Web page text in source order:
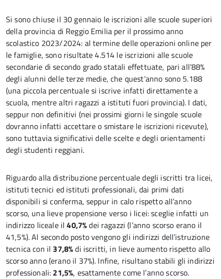
Si sono chiuse il 30 gennaio le iscrizioni alle scuole superiori
della provincia di Reggio Emilia per il prossimo anno
scolastico 2023/2024: al termine delle operazioni online per
le famiglie, sono risultate 4.514 le iscrizioni alle scuole
secondarie di secondo grado statali effettuate, pari all’88%
degli alunni delle terze medie, che quest’anno sono 5.188
(una piccola percentuale si iscrive infatti direttamente a
scuola, mentre altri ragazzi a istituti fuori provincia). I dati,
seppur non definitivi (nei prossimi giorni le singole scuole
dovranno infatti accettare o smistare le iscrizioni ricevute),
sono tuttavia significativi delle scelte e degli orientamenti
degli studenti reggiani.
Riguardo alla distribuzione percentuale degli iscritti tra licei,
istituti tecnici ed istituti professionali, dai primi dati
disponibili si conferma, seppur in calo rispetto all’anno
scorso, una lieve propensione verso i licei: sceglie infatti un
indirizzo liceale il40,7%dei ragazzi (l’anno scorso erano il
41,5%). Al secondo posto vengono gli indirizzi dell’istruzione
tecnica con il 37,8%di iscritti, in lieve aumento rispetto allo
scorso anno (erano il 37%). Infine, risultano stabili gli indirizzi
professionali: 21,5%, esattamente come l’anno scorso.